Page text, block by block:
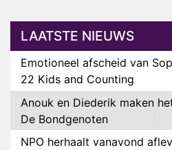
LAATSTE NIEUWS
Emotioneel afscheid van
22 Kids and Counting
Anouk en Diederik maken
De Bondgenoten
NPO herhaalt vanavond